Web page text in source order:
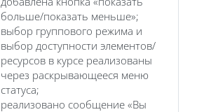
больше/показать меньше»;
выбор группового режима и
выбор доступности элементов/
ресурсов в курсе реализованы
через раскрывающееся меню
статуса;
реализовано сообщение «Вы